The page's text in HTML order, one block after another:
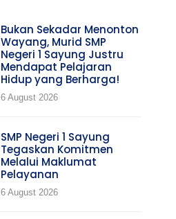
Bukan Sekadar Menonton
Wayang, Murid SMP
Negeri 1 Sayung Justru
Mendapat Pelajaran
Hidup yang Berharga!
6 August 2026
SMP Negeri 1 Sayung
Tegaskan Komitmen
Melalui Maklumat
Pelayanan
6 August 2026